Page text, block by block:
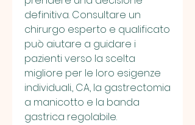
definitiva. Consultare un
chirurgo esperto e qualificato
può aiutare a guidare i
pazienti verso la scelta
migliore per le loro esigenze
individuali., CA, la gastrectomia
a manicotto e la banda
gastrica regolabile.